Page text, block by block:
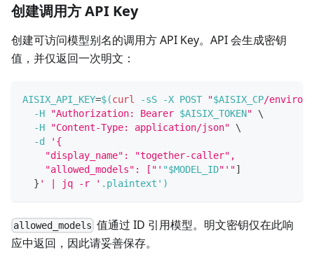
创建调用方 API Key
创建可访问模型别名的调用方 API Key。API 会生成密钥
值，并仅返回一次明文：
AISIX_API_KEY=$(curl -sS -X POST "$AISIX_CP/
-H
"Authorization: Bearer $AISIX_TOKEN"
\
-H
"Content-Type: application/json"
\
-d
'{
    "display_name": "together-caller",
    "allowed_models": ["'
"$MODEL_ID"'"]
} ' | jq -r ' .plaintext' )
allowed_models 值通过 ID 引用模型。明文密钥仅在此响
应中返回，因此请妥善保存。